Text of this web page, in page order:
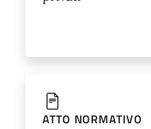
ATTO NORMATIVO